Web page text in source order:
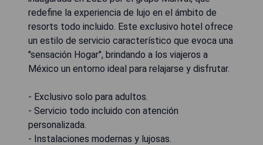
redefine la experiencia de lujo en el ámbito de
resorts todo incluido. Este exclusivo hotel ofrece
un estilo de servicio característico que evoca una
"sensación Hogar", brindando a los viajeros a
México un entorno ideal para relajarse y disfrutar.
- Exclusivo solo para adultos.
- Servicio todo incluido con atención
personalizada.
- Instalaciones modernas y lujosas.